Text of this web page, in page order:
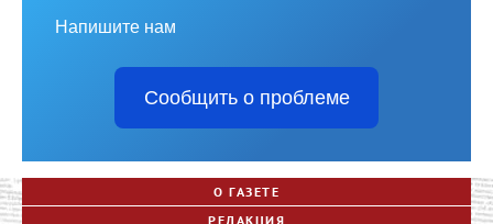
Напишите нам
Сообщить о проблеме
О ГАЗЕТЕ
РЕДАКЦИЯ